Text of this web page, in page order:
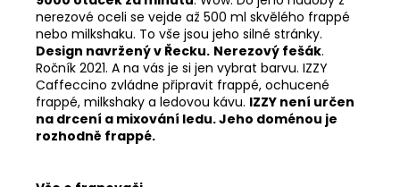
nerezové oceli se vejde až 500 ml skvělého frappé
nebo milkshaku. To vše jsou jeho silné stránky.
Design navržený v Řecku. Nerezový fešák.
Ročník 2021. A na vás je si jen vybrat barvu. IZZY
Caffeccino zvládne připravit frappé, ochucené
frappé, milkshaky a ledovou kávu. IZZY není určen
na drcení a mixování ledu. Jeho doménou je
rozhodně frappé.